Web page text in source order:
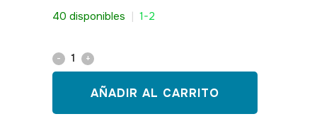
40 disponibles
1-2
Suero
fisiológico
Ecolav
AÑADIR AL CARRITO